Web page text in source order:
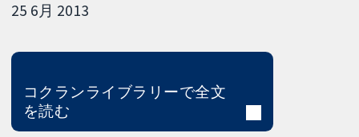
25 6月 2013
コクランライブラリーで全文
を読む